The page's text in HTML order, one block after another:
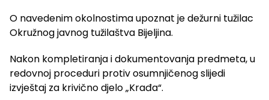
O navedenim okolnostima upoznat je dežurni tužilac
Okružnog javnog tužilaštva Bijeljina.
Nakon kompletiranja i dokumentovanja predmeta, u
redovnoj proceduri protiv osumnjičenog slijedi
izvještaj za krivično djelo „Krađa“.